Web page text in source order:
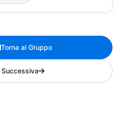
Torna al Gruppo
Successiva